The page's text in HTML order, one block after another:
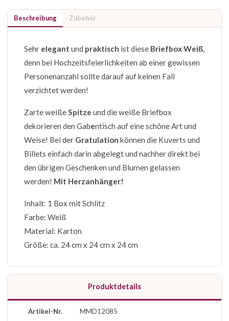
Beschreibung Zubehör
Sehr elegant und praktisch ist diese Briefbox Weiß
denn bei Hochzeitsfeierlichkeiten ab einer gewissen
Personenanzahl sollte darauf auf keinen Fall
verzichtet werden!
Zarte weiße Spitze und die weiße Briefbox
dekorieren den Gabentisch auf eine schöne Art und
Weise! Bei der Gratulation können die Kuverts und
Billets einfach darin abgelegt und nachher direkt bei
den übrigen Geschenken und Blumen gelassen
werden! Mit Herzanhänger!
Inhalt: 1 Box mit Schlitz
Farbe: Weiß
Material: Karton
Größe: ca. 24 cm x 24 cm x 24 cm
Produktdetails
Artikel-Nr. MMD12085